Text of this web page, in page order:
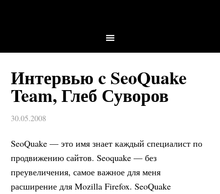
Интервью c SeoQuake
Team, Глеб Суворов
30.05.2008
SeoQuake — это имя знает каждый специалист по
продвижению сайтов. Seoquake — без
преувеличения, самое важное для меня
расширение для Mozilla Firefox. SeoQuake